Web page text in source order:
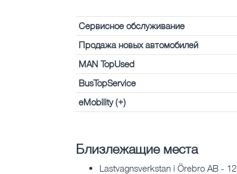
Сервисное обслуживание
Продажа новых автомобилей
MAN TopUsed
BusTopService
eMobility (+)
Близлежащие места
Lastvagnsverkstan i Örebro AB -